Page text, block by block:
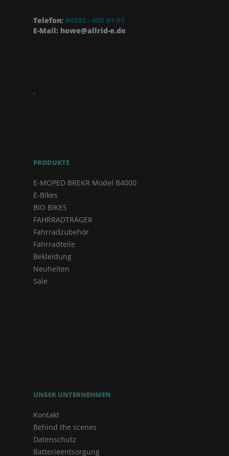
Telefon: 04392 - 400 91-91
E-Mail: howe@allrid-e.de
.
PRODUKTE
E-MOPED BREKR Model B4000
E-Bikes
BIO BIKES
FAHRRADTRÄGER
Fahrradzubehör
Fahrradteile
Bekleidung
Neuheiten
Sale
UNSER UNTERNEHMEN
Kontakt
Behind the scenes
Datenschutz
Batterieentsorgung